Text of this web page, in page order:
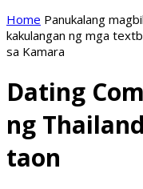
Home Panukalang
kakulangan ng mga
sa Kamara
Dating
ng
taon